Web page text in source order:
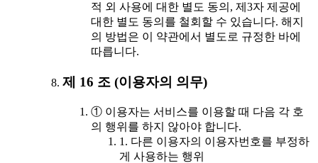
적 외 사용에 대한 별도 동의, 제3자 제공에
대한 별도 동의를 철회할 수 있습니다. 해지
의 방법은 이 약관에서 별도로 규정한 바에
따릅니다.
제 16 조 (이용자의 의무)
① 이용자는 서비스를 이용할 때 다음 각 호
의 행위를 하지 않아야 합니다.
1. 다른 이용자의 이용자번호를 부정하
게 사용하는 행위